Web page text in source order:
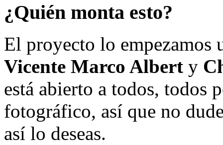
¿Quién monta esto?
El proyecto lo empezamos
Vicente Marco Albert y
está abierto a todos, todos
fotográfico, así que no
así lo deseas.